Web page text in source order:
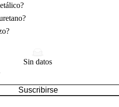
Sin datos
Suscribirse